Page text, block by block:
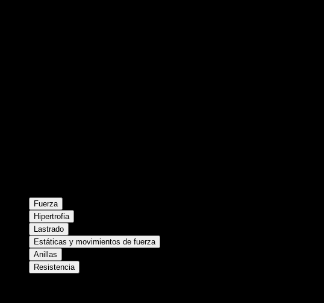
Fuerza
Hipertrofia
Lastrado
Estáticas y movimientos de fuerza
Anillas
Resistencia